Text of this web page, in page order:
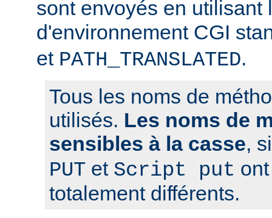
sont envoyés en utilisant
d'environnement CGI
et PATH_TRANSLATED.
Tous les noms de
utilisés. Les noms de
sensibles à la casse,
PUT et Script put
totalement différents.